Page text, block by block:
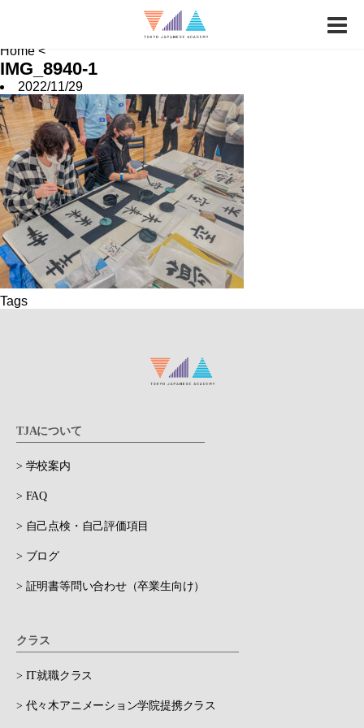
Home <
IMG_8940-1
2022/11/29
Tags
TJAについて
> 学校案内
> FAQ
> 自己点検・自己評価項目
> ブログ
> 証明書等問い合わせ（卒業生向け）
クラス
> IT就職クラス
> 代々木アニメーション学院提携クラス